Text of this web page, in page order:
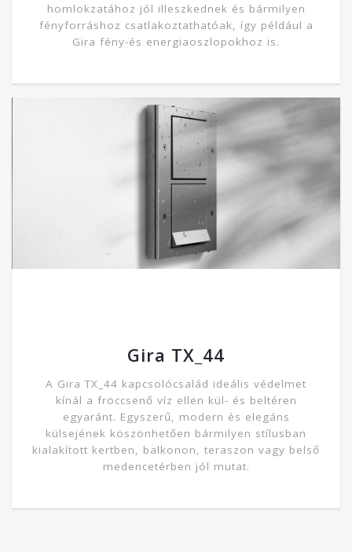
homlokzatához jól illeszkednek és bármilyen
fényforráshoz csatlakoztathatóak, így például a
Gira fény-és energiaoszlopokhoz is.
Gira TX_44
A Gira TX_44 kapcsolócsalád ideális védelmet
kínál a fröccsenő víz ellen kül- és beltéren
egyaránt. Egyszerű, modern és elegáns
külsejének köszönhetően bármilyen stílusban
kialakított kertben, balkonon, teraszon vagy belső
medencetérben jól mutat.